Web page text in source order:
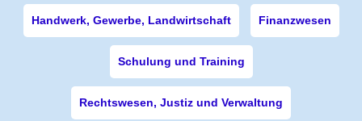
Handwerk, Gewerbe, Landwirtschaft Finanzwesen
Schulung und Training
Rechtswesen, Justiz und Verwaltung